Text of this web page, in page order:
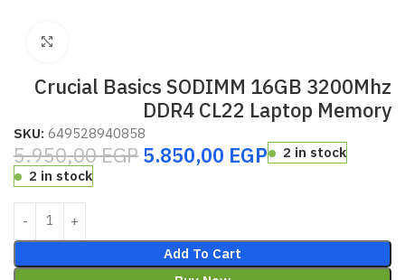
Crucial Basics SODIMM 16GB 3200Mhz
DDR4 CL22 Laptop Memory
SKU: 649528940858
5.950,00EGP5.850,00 EGP
2 in stock
2 in stock
Add To Cart